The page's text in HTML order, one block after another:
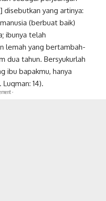
disebutkan yang artinya:
(berbuat baik)
ibunya telah
lemah yang bertambah-
dua tahun. Bersyukurlah
ibu bapakmu, hanya
14).
-